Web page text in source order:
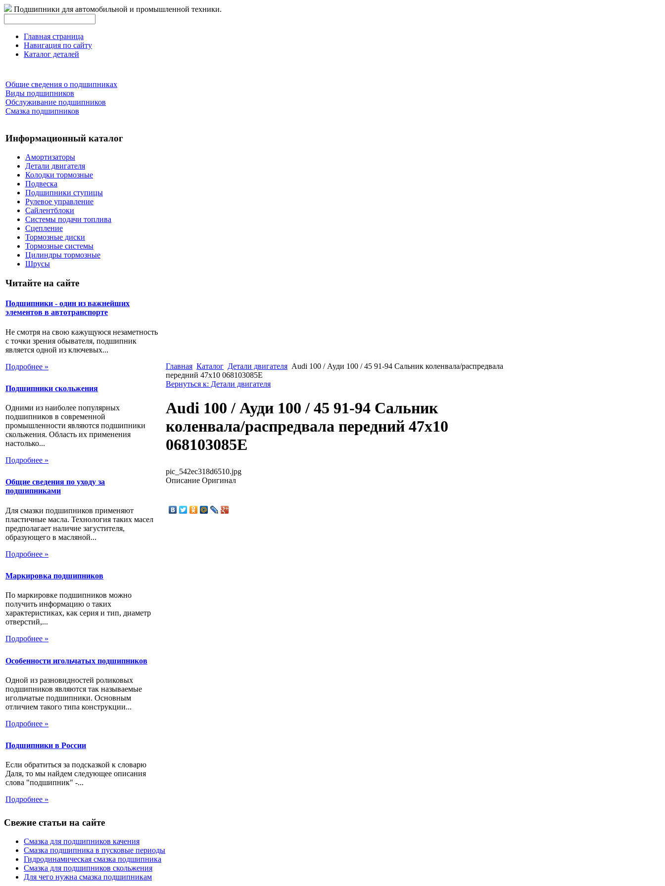
Подшипники для автомобильной и промышленной техники.
Главная страница
Навигация по сайту
Каталог деталей
Общие сведения о подшипниках
Виды подшипников
Обслуживание подшипников
Смазка подшипников
Информационный каталог
Амортизаторы
Детали двигателя
Колодки тормозные
Подвеска
Подшипники ступицы
Рулевое управление
Сайлентблоки
Системы подачи топлива
Сцепление
Тормозные диски
Тормозные системы
Цилиндры тормозные
Шрусы
Читайте на сайте
Подшипники - один из важнейших
элементов в автотранспорте
Не смотря на свою кажущуюся незаметность
с точки зрения обывателя, подшипник
является одной из ключевых...
Подробнее »
Подшипники скольжения
Одними из наиболее популярных
подшипников в современной
промышленности являются подшипники
скольжения. Область их применения
настолько...
Подробнее »
Общие сведения по уходу за
подшипниками
Для смазки подшипников применяют
пластичные масла. Технология таких масел
предполагает наличие загустителя,
образующего в масляной...
Подробнее »
Маркировка подшипников
По маркировке подшипников можно
получить информацию о таких
характеристиках, как серия и тип, диаметр
отверстий,...
Подробнее »
Особенности игольчатых подшипников
Одной из разновидностей роликовых
подшипников являются так называемые
игольчатые подшипники. Основным
отличием такого типа конструкции...
Подробнее »
Подшипники в России
Если обратиться за подсказкой к словарю
Даля, то мы найдем следующее описания
слова "подшипник" -...
Подробнее »
Главная Каталог Детали двигателя Audi 100 / Ауди 100 / 45 91-94 Сальник коленвала/распредвала
передний 47х10 068103085E
Вернуться к: Детали двигателя
Audi 100 / Ауди 100 / 45 91-94 Сальник
коленвала/распредвала передний 47х10
068103085E
pic_542ec318d6510.jpg
Описание Оригинал
Свежие статьи на сайте
Смазка для подшипников качения
Смазка подшипника в пусковые периоды
Гидродинамическая смазка подшипника
Смазка для подшипников скольжения
Для чего нужна смазка подшипникам